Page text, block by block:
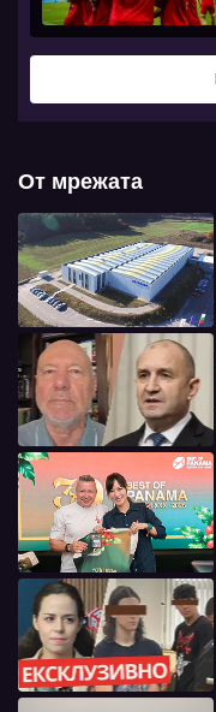
От мрежата